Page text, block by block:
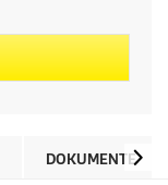
DOKUMENTE